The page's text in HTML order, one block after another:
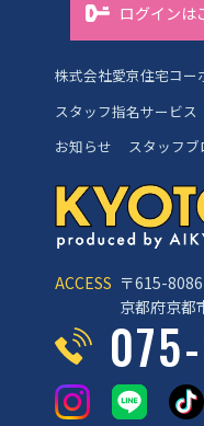
ACCESS 〒615-8086
京都府京都
ログインは
株式会社愛京住宅コー
スタッフ指名サービス
お知らせ
スタッフブ